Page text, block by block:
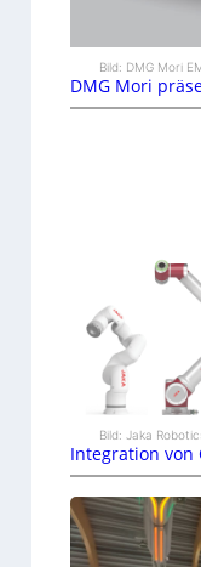
Bild: DMG Mori
DMG Mori
Bild: Jaka
Integration von